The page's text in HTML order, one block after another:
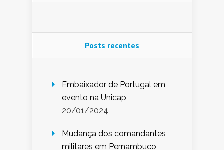
Posts recentes
Embaixador de Portugal em
evento na Unicap
20/01/2024
Mudança dos comandantes
militares em Pernambuco